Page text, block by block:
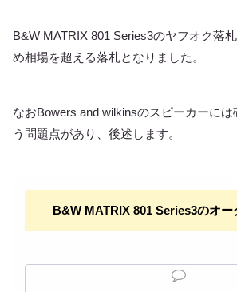
B&W MATRIX 801 Series3のヤフオク落
め相場を超える落札となりました。
なおBowers and wilkinsのスピーカーに
う問題点があり、後述します。
B&W MATRIX 801 Series3のオー